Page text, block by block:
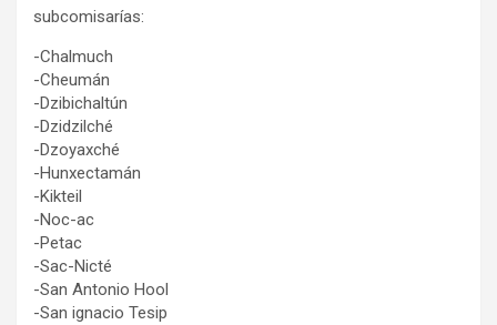
subcomisarías:
-Chalmuch
-Cheumán
-Dzibichaltún
-Dzidzilché
-Dzoyaxché
-Hunxectamán
-Kikteil
-Noc-ac
-Petac
-Sac-Nicté
-San Antonio Hool
-San ignacio Tesip